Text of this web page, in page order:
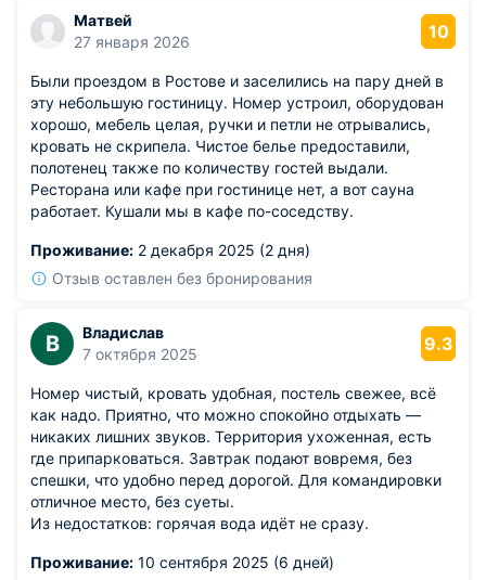
Матвей
27 января 2026
10
Были проездом в Ростове и заселились на пару дней в
эту небольшую гостиницу. Номер устроил, оборудован
хорошо, мебель целая, ручки и петли не отрывались,
кровать не скрипела. Чистое белье предоставили,
полотенец также по количеству гостей выдали.
Ресторана или кафе при гостинице нет, а вот сауна
работает. Кушали мы в кафе по-соседству.
Проживание: 2 декабря 2025 (2 дня)
Отзыв оставлен без бронирования
В
Владислав
7 октября 2025
9.3
Номер чистый, кровать удобная, постель свежее, всё
как надо. Приятно, что можно спокойно отдыхать —
никаких лишних звуков. Территория ухоженная, есть
где припарковаться. Завтрак подают вовремя, без
спешки, что удобно перед дорогой. Для командировки
отличное место, без суеты.
Из недостатков: горячая вода идёт не сразу.
Проживание: 10 сентября 2025 (6 дней)